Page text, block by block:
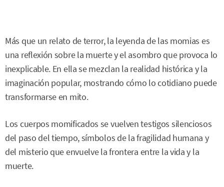
Más que un relato de terror, la leyenda de las momias es
una reflexión sobre la muerte y el asombro que provoca lo
inexplicable. En ella se mezclan la realidad histórica y la
imaginación popular, mostrando cómo lo cotidiano puede
transformarse en mito.
Los cuerpos momificados se vuelven testigos silenciosos
del paso del tiempo, símbolos de la fragilidad humana y
del misterio que envuelve la frontera entre la vida y la
muerte.